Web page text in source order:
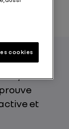
aux
et
cookies